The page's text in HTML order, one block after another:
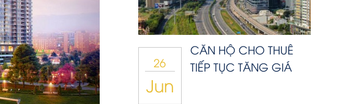
26
Jun
CĂN HỘ CHO THUÊ
TIẾP TỤC TĂNG GIÁ